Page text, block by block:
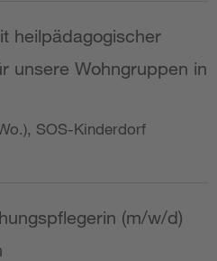
heilpädagogischer
unsere Wohngruppen in
SOS-Kinderdorf
(m/w/d)